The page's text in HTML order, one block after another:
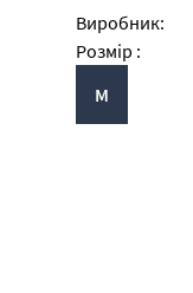
Виробник:
Розмір :
M